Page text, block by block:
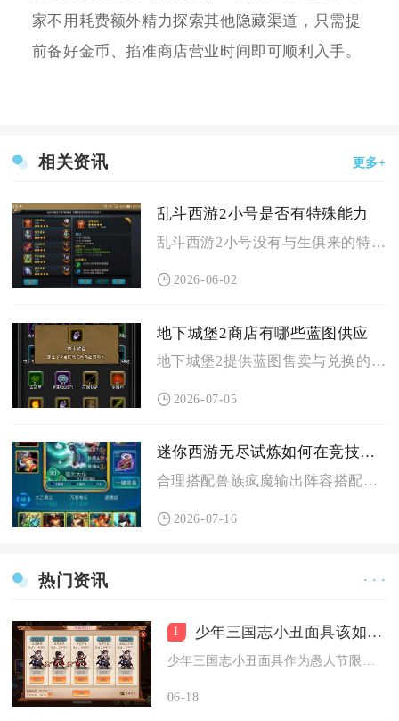
家不用耗费额外精力探索其他隐藏渠道，只需提
前备好金币、掐准商店营业时间即可顺利入手。
相关资讯 更多+
乱斗西游2小号是否有特殊能力
乱斗西游2小号没有与生俱来的特殊能力，但能通过系统机制与玩法...
2026-06-02
地下城堡2商店有哪些蓝图供应
地下城堡2提供蓝图售卖与兑换的商店主要分为庇护所市场、城堡红...
2026-07-05
迷你西游无尽试炼如何在竞技场获胜
合理搭配兽族疯魔输出阵容搭配双元形前排护法，辅以控制与治疗法...
2026-07-16
热门资讯 · · ·
1 少年三国志小丑面具该如何获取
06-18